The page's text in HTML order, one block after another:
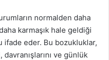
normalden daha
karmaşık hale geldiği
ifade eder. Bu bozukluklar,
ve günlük